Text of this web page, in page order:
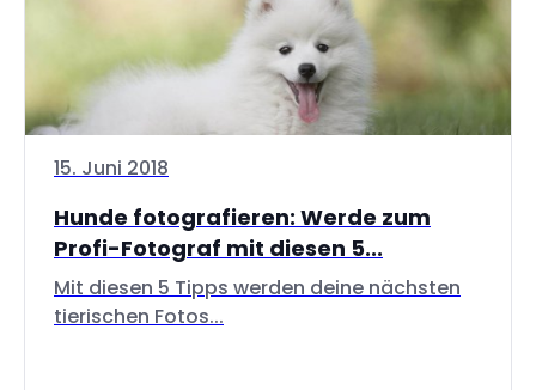
15. Juni 2018
Hunde fotografieren: Werde zum
Profi-Fotograf mit diesen 5...
Mit diesen 5 Tipps werden deine nächsten
tierischen Fotos...